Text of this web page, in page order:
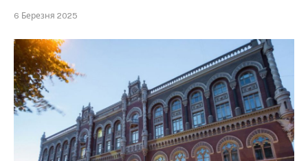
6 Березня 2025